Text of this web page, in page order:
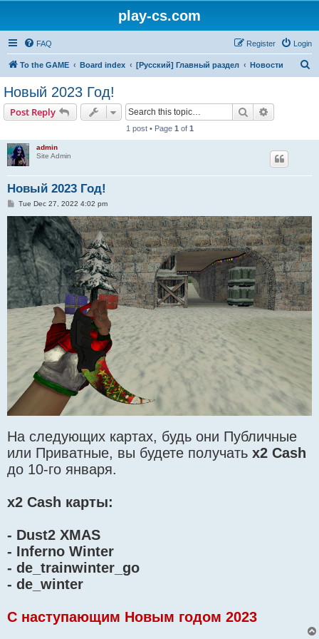
play-cs.com
FAQ Login
Register
To the GAME Board index [Русский] Главный раздел Новости
Новый 2023 Год!
Post Reply Search
1 post • Page 1 of 1
admin
Site Admin
Новый 2023 Год!
P
t
Tue Dec 27, 2022 4:02 pm
На следующих картах, будь они Публичные
или Приватные, вы будете получать x2 Cash
до 10-го января.
x2 Cash карты:
- Dust2 XMAS
- Inferno Winter
- de_trainwinter_go
- de_winter
C наступающим Новым годом 2023